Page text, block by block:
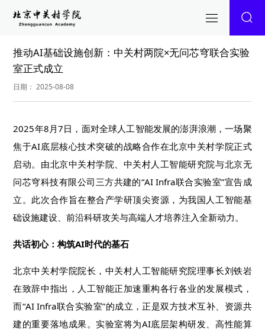
推动AI基础设施创新：中关村两院×无问芯穹联合实验
室正式成立
日期： 2025-08-08
2025年8月7日，面对全球人工智能发展的澎湃浪潮，一场聚
焦于AI底层核心技术突破的战略合作在北京中关村学院正式
启动。由北京中关村学院、中关村人工智能研究院与北京无
问芯穹科技有限公司三方共建的“AI Infra联合实验室”宣告成
立。此次合作旨在整合产学研顶尖资源，为我国人工智能基
础设施建设、前沿科研攻关与高端人才培养注入全新动力。
共话初心：构筑AI时代的基石
北京中关村学院院长，中关村人工智能研究院理事长刘铁岩
在致辞中指出，人工智能正加速重构各行各业的发展模式，
而“AI Infra联合实验室”的成立，正是双方技术互补、资源共
建的重要落地成果。实验室将为AI底层架构研发、高性能算